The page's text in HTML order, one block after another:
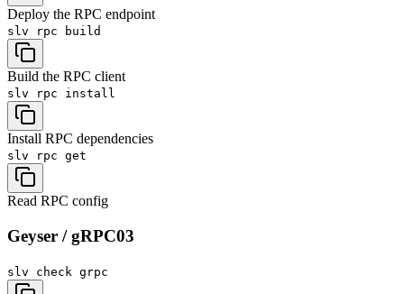
Deploy the RPC endpoint
slv rpc build
Build the RPC client
slv rpc install
Install RPC dependencies
slv rpc get
Read RPC config
Geyser / gRPC03
slv check grpc